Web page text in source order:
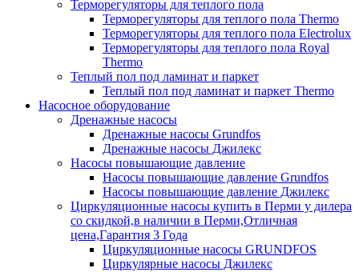
Терморегуляторы для теплого пола
Терморегуляторы для теплого пола Thermo
Терморегуляторы для теплого пола Electrolux
Терморегуляторы для теплого пола Royal
Thermo
Теплый пол под ламинат и паркет
Теплый пол под ламинат и паркет Thermo
Насосное оборудование
Дренажные насосы
Дренажные насосы Grundfos
Дренажные насосы Джилекс
Насосы повышающие давление
Насосы повышающие давление Grundfos
Насосы повышающие давление Джилекс
Циркуляционные насосы купить в Перми у дилера
со скидкой,в наличии в Перми,Отличная
цена,Гарантия 3 Года
Циркуляционные насосы GRUNDFOS
Циркулярные насосы Джилекс